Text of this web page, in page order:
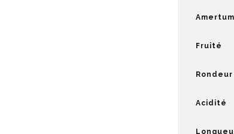
Fruité
Rondeur
Acidité